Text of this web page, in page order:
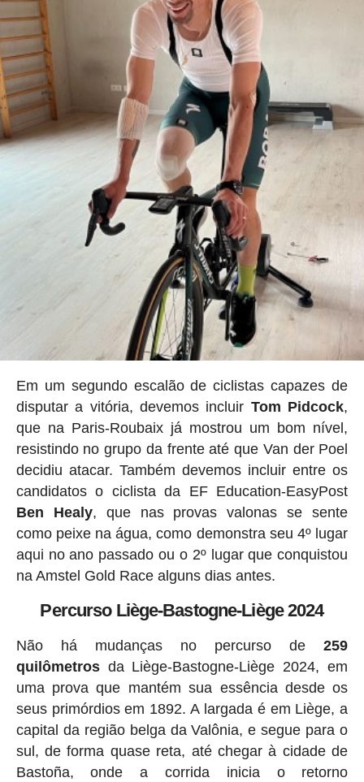
Em um segundo escalão de ciclistas capazes de
disputar a vitória, devemos incluir Tom Pidcock,
que na Paris-Roubaix já mostrou um bom nível,
resistindo no grupo da frente até que Van der Poel
decidiu atacar. Também devemos incluir entre os
candidatos o ciclista da EF Education-EasyPost
Ben Healy, que nas provas valonas se sente
como peixe na água, como demonstra seu 4º lugar
aqui no ano passado ou o 2º lugar que conquistou
na Amstel Gold Race alguns dias antes.
Percurso Liège-Bastogne-Liège 2024
Não há mudanças no percurso de259
quilômetrosda Liège-Bastogne-Liège 2024, em
uma prova que mantém sua essência desde os
seus primórdios em 1892. A largada é em Liège, a
capital da região belga da Valônia, e segue para o
sul, de forma quase reta, até chegar à cidade de
Bastoña, onde a corrida inicia o retorno